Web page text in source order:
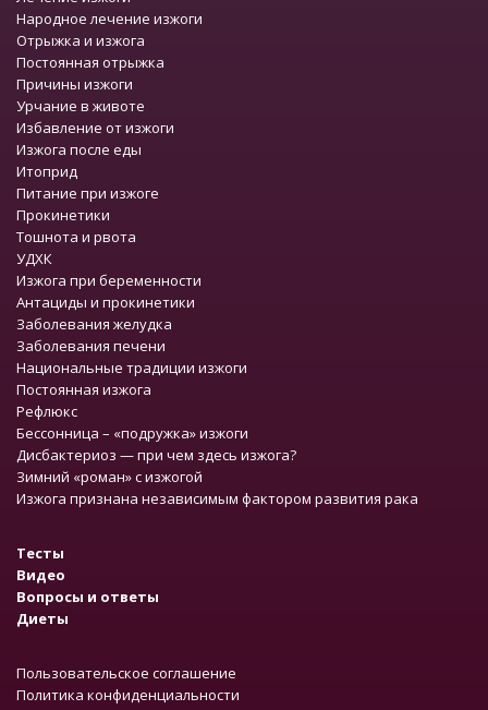
Народное лечение изжоги
Отрыжка и изжога
Постоянная отрыжка
Причины изжоги
Урчание в животе
Избавление от изжоги
Изжога после еды
Итоприд
Питание при изжоге
Прокинетики
Тошнота и рвота
УДХК
Изжога при беременности
Антациды и прокинетики
Заболевания желудка
Заболевания печени
Национальные традиции изжоги
Постоянная изжога
Рефлюкс
Бессонница – «подружка» изжоги
Дисбактериоз — при чем здесь изжога?
Зимний «роман» с изжогой
Изжога признана независимым фактором развития рака
Тесты
Видео
Вопросы и ответы
Диеты
Пользовательское соглашение
Политика конфиденциальности